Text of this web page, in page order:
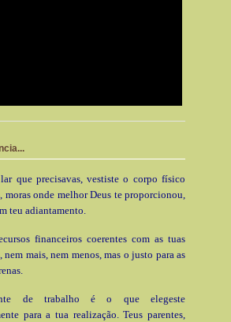
que precisavas, vestiste o corpo físico
moras onde melhor Deus te proporcionou,
teu adiantamento.
financeiros coerentes com as tuas
nem mais, nem menos, mas o justo para as
de trabalho é o que elegeste
para a tua realização. Teus parentes,